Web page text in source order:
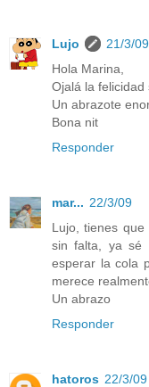
Lujo
21/3/09
Hola Marina,
Ojalá la
Un abrazote
Bona nit
Responder
mar... 22/3/09
Lujo, tienes
sin falta, ya sé
esperar la cola
merece
Un abrazo
Responder
hatoros 22/3/09